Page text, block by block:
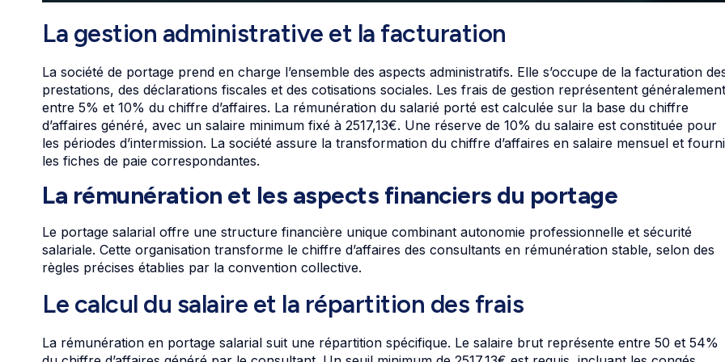
La gestion administrative et la facturation
La société de portage prend en charge l’ensemble des aspects administratifs. Elle s’occupe de la facturation
prestations, des déclarations fiscales et des cotisations sociales. Les frais de gestion représentent généralement
entre 5% et 10% du chiffre d’affaires. La rémunération du salarié porté est calculée sur la base du chiffre
d’affaires généré, avec un salaire minimum fixé à 2517,13€. Une réserve de 10% du salaire est constituée pour
les périodes d’intermission. La société assure la transformation du chiffre d’affaires en salaire mensuel et
les fiches de paie correspondantes.
La rémunération et les aspects financiers du portage
Le portage salarial offre une structure financière unique combinant autonomie professionnelle et sécurité
salariale. Cette organisation transforme le chiffre d’affaires des consultants en rémunération stable, selon des
règles précises établies par la convention collective.
Le calcul du salaire et la répartition des frais
La rémunération en portage salarial suit une répartition spécifique. Le salaire brut représente entre 50 et 54%